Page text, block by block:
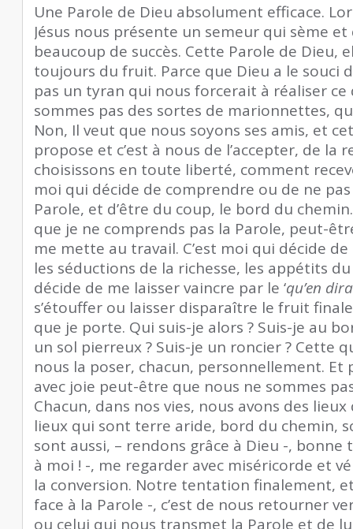
Une Parole de Dieu absolument efficace.
Jésus nous présente un semeur qui sème
beaucoup de succès. Cette Parole de Dieu,
toujours du fruit. Parce que Dieu a le souci
pas un tyran qui nous forcerait à réaliser ce
sommes pas des sortes de marionnettes,
Non, Il veut que nous soyons ses amis, et
propose et c’est à nous de l’accepter, de la
choisissons en toute liberté, comment
moi qui décide de comprendre ou de ne
Parole, et d’être du coup, le bord du
que je ne comprends pas la Parole, peut-
me mette au travail. C’est moi qui décide
les séductions de la richesse, les appétits
décide de me laisser vaincre par le ‘qu’en
s’étouffer ou laisser disparaître le fruit
que je porte. Qui suis-je alors ? Suis-je au
un sol pierreux ? Suis-je un roncier ? Cette
nous la poser, chacun, personnellement. Et
avec joie peut-être que nous ne sommes
Chacun, dans nos vies, nous avons des
lieux qui sont terre aride, bord du chemin,
sont aussi, – rendons grâce à Dieu -, bonne
à moi ! -, me regarder avec miséricorde et
la conversion. Notre tentation finalement, et
face à la Parole -, c’est de nous retourner
ou celui qui nous transmet la Parole et de